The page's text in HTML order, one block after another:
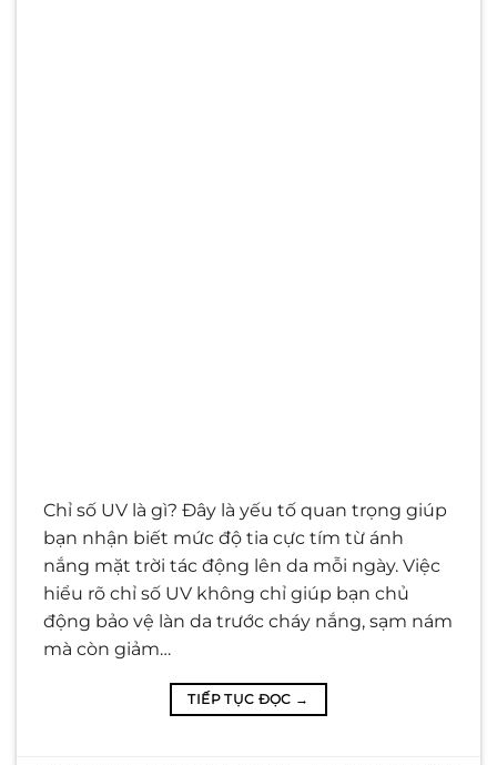
Chỉ số UV là gì? Đây là yếu tố quan trọng giúp
bạn nhận biết mức độ tia cực tím từ ánh
nắng mặt trời tác động lên da mỗi ngày. Việc
hiểu rõ chỉ số UV không chỉ giúp bạn chủ
động bảo vệ làn da trước cháy nắng, sạm nám
mà còn giảm…
TIẾP TỤC ĐỌC →